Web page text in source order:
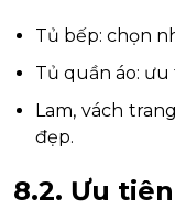
Tủ bếp: chọn
Tủ quần áo:
Lam, vách
đẹp.
8.2. Ưu